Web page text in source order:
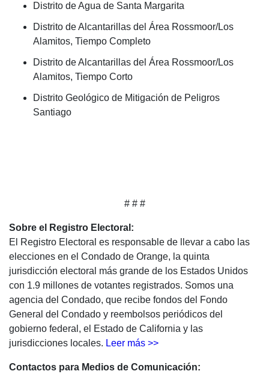
Distrito de Agua de Santa Margarita
Distrito de Alcantarillas del Área Rossmoor/Los
Alamitos, Tiempo Completo
Distrito de Alcantarillas del Área Rossmoor/Los
Alamitos, Tiempo Corto
Distrito Geológico de Mitigación de Peligros
Santiago
# # #
Sobre el Registro Electoral:
El Registro Electoral es responsable de llevar a cabo las
elecciones en el Condado de Orange, la quinta
jurisdicción electoral más grande de los Estados Unidos
con 1.9 millones de votantes registrados. Somos una
agencia del Condado, que recibe fondos del Fondo
General del Condado y reembolsos periódicos del
gobierno federal, el Estado de California y las
jurisdicciones locales. Leer más >>
Contactos para Medios de Comunicación: